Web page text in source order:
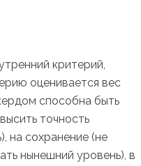
критерий,
оценивается вес
способна быть
точность
на сохранение (не
нынешний уровень), в